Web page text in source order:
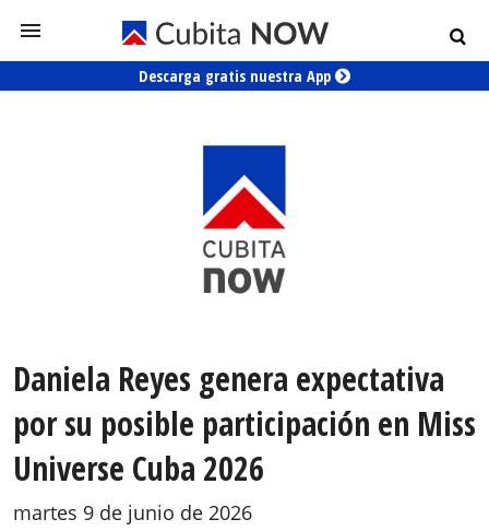
Descarga gratis nuestra App
Daniela Reyes genera expectativa
por su posible participación en Miss
Universe Cuba 2026
martes 9 de junio de 2026